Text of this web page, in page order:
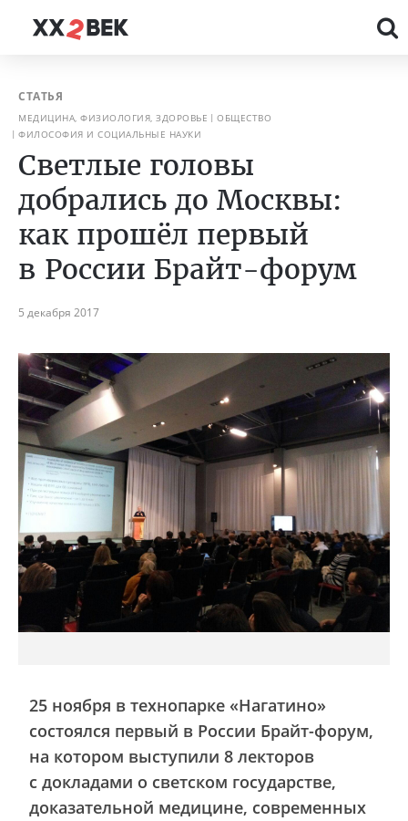
СТАТЬЯ
МЕДИЦИНА, ФИЗИОЛОГИЯ, ЗДОРОВЬЕ
ОБЩЕСТВО
ФИЛОСОФИЯ И СОЦИАЛЬНЫЕ НАУКИ
Светлые головы
добрались до Москвы:
как прошёл первый
в России Брайт-форум
5 декабря 2017
25 ноября в технопарке «Нагатино»
состоялся первый в России Брайт-форум,
на котором выступили 8 лекторов
с докладами о светском государстве,
доказательной медицине, современных